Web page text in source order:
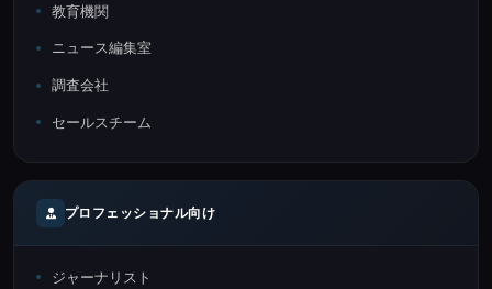
教育機関
ニュース編集室
調査会社
セールスチーム
プロフェッショナル向け
ジャーナリスト